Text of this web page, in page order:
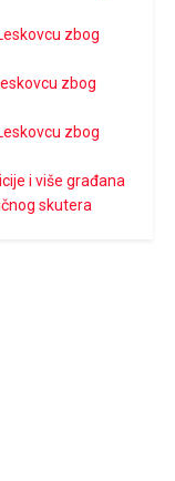
zbog
zbog
zbog
i više građana
skutera